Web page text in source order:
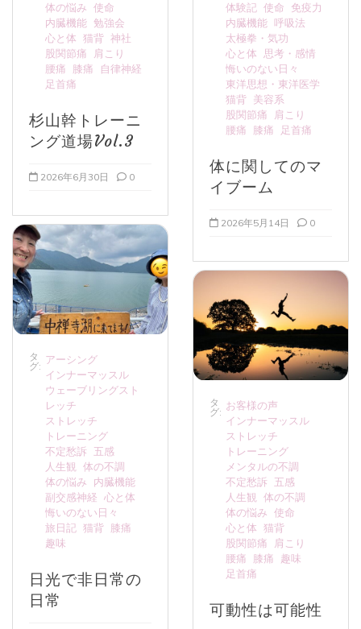
体の悩み 使命
内臓機能 勉強会
心と体 猫背 神社
股関節痛
肩こり
腰痛
膝痛
自律神経
足首痛
杉山幹トレーニ
ング道場Vol.3
2026年6月30日 0
タ
グ:
アーシング
インナーマッスル
ウェーブリングスト
レッチ
ストレッチ
トレーニング
不定愁訴
五感
人生観 体の不調
体の悩み
内臓機能
副交感神経 心と体
悔いのない日々
旅日記 猫背 膝痛
趣味
日光で非日常の
日常
体験記 使命
免疫力
内臓機能 呼吸法
太極拳・気功
心と体 思考・感情
悔いのない日々
東洋思想・東洋医学
猫背 美容系
股関節痛
肩こり
腰痛
膝痛 足首痛
体に関してのマ
イブーム
2026年5月14日 0
タ
グ:
お客様の声
インナーマッスル
ストレッチ
トレーニング
メンタルの不調
不定愁訴
五感
人生観 体の不調
体の悩み 使命
心と体 猫背
股関節痛
肩こり
腰痛
膝痛
趣味
足首痛
可動性は可能性